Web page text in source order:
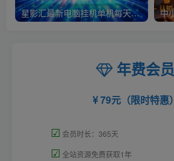
星影汇最新电脑挂机单机每天300+团队管道收益轻松日入1000+
年费会员
79元（限时特惠）
☑ 会员时长：365天
☑ 全站资源免费获取1年